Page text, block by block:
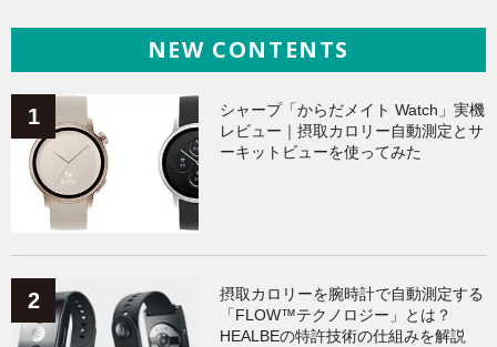
（134） iPhone（133）
Galaxy（132） ワークアウト （131）
AppleWatchアクセサリー （123） Fitbit（121）
Xiaomi （118）
NEW CONTENTS
シャープ「からだメイト Watch」実機
レビュー｜摂取カロリー自動測定とサ
ーキットビューを使ってみた
摂取カロリーを腕時計で自動測定する
「FLOW™テクノロジー」とは？
HEALBEの特許技術の仕組みを解説